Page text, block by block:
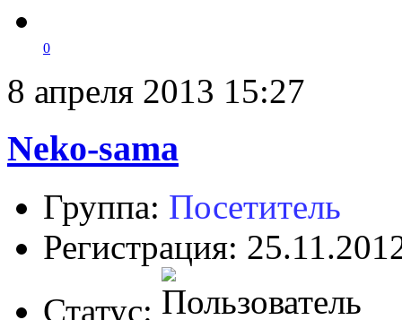
0
8 апреля 2013 15:27
Neko-sama
Группа: Посетитель
Регистрация:
Статус: